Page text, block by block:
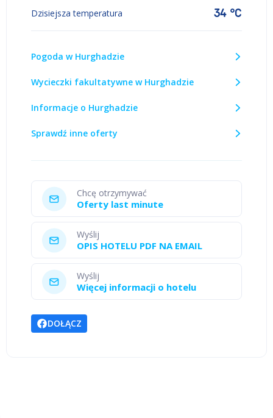
Dzisiejsza temperatura 34 °C
Pogoda w Hurghadzie
Wycieczki fakultatywne w Hurghadzie
Informacje o Hurghadzie
Sprawdź inne oferty
Chcę otrzymywać
Oferty last minute
Wyślij
OPIS HOTELU PDF NA EMAIL
Wyślij
Więcej informacji o hotelu
DOŁĄCZ